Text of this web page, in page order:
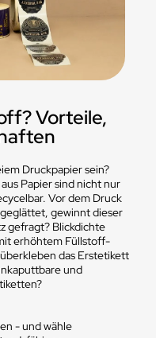
Vorteile,
Druckpapier sein?
Papier sind nicht nur
Vor dem Druck
gewinnt dieser
gefragt? Blickdichte
erhöhtem Füllstoff-
das Erstetikett
und
- und wähle